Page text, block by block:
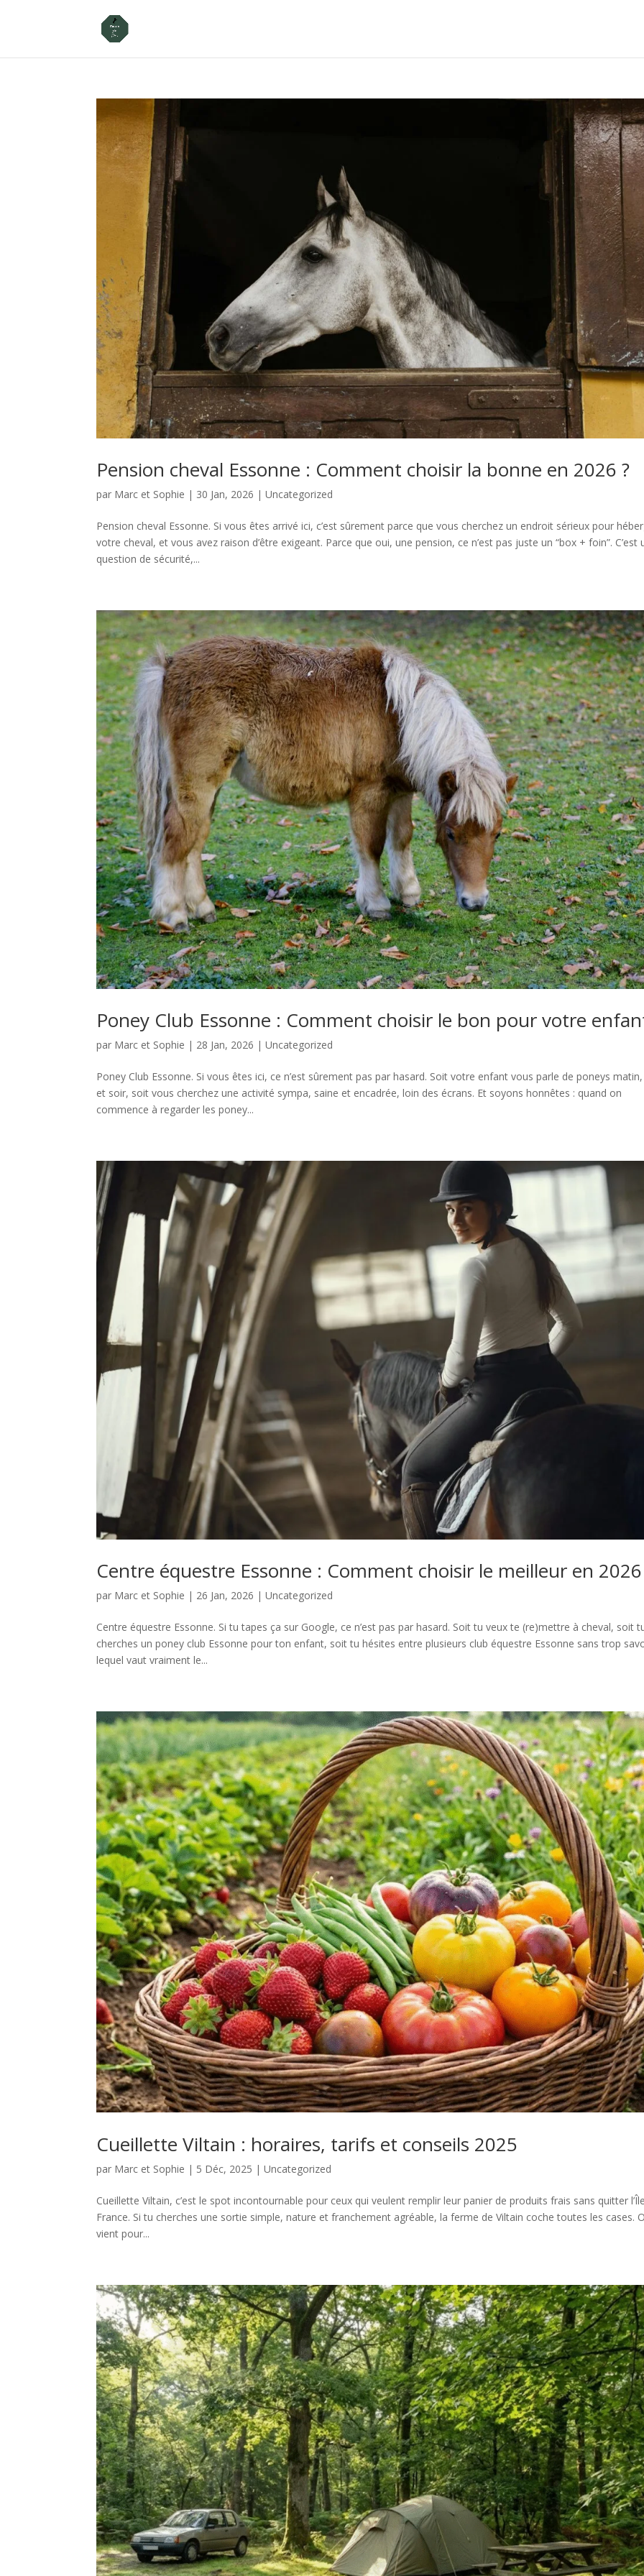
Pension cheval Essonne : Comment choisir la bonne en 2026 ?
par Marc et Sophie | 30 Jan, 2026 |Uncategorized
Pension cheval Essonne. Si vous êtes arrivé ici, c’est sûrement parce que vous cherchez un endroit sérieux pour
votre cheval, et vous avez raison d’être exigeant. Parce que oui, une pension, ce n’est pas juste un “box + foin”. C’est
question de sécurité,...
Poney Club Essonne : Comment choisir le bon pour votre
par Marc et Sophie | 28 Jan, 2026 |Uncategorized
Poney Club Essonne. Si vous êtes ici, ce n’est sûrement pas par hasard. Soit votre enfant vous parle de poneys
et soir, soit vous cherchez une activité sympa, saine et encadrée, loin des écrans. Et soyons honnêtes : quand on
commence à regarder les poney...
Centre équestre Essonne : Comment choisir le meilleur en
par Marc et Sophie | 26 Jan, 2026 |Uncategorized
Centre équestre Essonne. Si tu tapes ça sur Google, ce n’est pas par hasard. Soit tu veux te (re)mettre à cheval, soit
cherches un poney club Essonne pour ton enfant, soit tu hésites entre plusieurs club équestre Essonne sans trop
lequel vaut vraiment le...
Cueillette Viltain : horaires, tarifs et conseils 2025
par Marc et Sophie | 5 Déc, 2025 |Uncategorized
Cueillette Viltain, c’est le spot incontournable pour ceux qui veulent remplir leur panier de produits frais sans quitter
France. Si tu cherches une sortie simple, nature et franchement agréable, la ferme de Viltain coche toutes les cases.
vient pour...